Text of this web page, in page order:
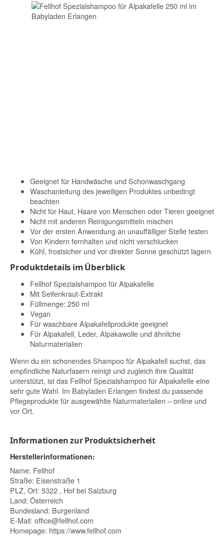
Geeignet für Handwäsche und Schonwaschgang
Waschanleitung des jeweiligen Produktes unbedingt
beachten
Nicht für Haut, Haare von Menschen oder Tieren geeignet
Nicht mit anderen Reinigungsmitteln mischen
Vor der ersten Anwendung an unauffälliger Stelle testen
Von Kindern fernhalten und nicht verschlucken
Kühl, frostsicher und vor direkter Sonne geschützt lagern
Produktdetails im Überblick
Fellhof Spezialshampoo für Alpakafelle
Mit Seifenkraut-Extrakt
Füllmenge: 250 ml
Vegan
Für waschbare Alpakafellprodukte geeignet
Für Alpakafell, Leder, Alpakawolle und ähnliche
Naturmaterialien
Wenn du ein schonendes Shampoo für Alpakafell suchst, das
empfindliche Naturfasern reinigt und zugleich ihre Qualität
unterstützt, ist das Fellhof Spezialshampoo für Alpakafelle eine
sehr gute Wahl. Im Babyladen Erlangen findest du passende
Pflegeprodukte für ausgewählte Naturmaterialien – online und
vor Ort.
Informationen zur Produktsicherheit
Herstellerinformationen:
Name: Fellhof
Straße: Eisenstraße 1
PLZ, Ort: 5322 , Hof bei Salzburg
Land: Österreich
Bundesland: Burgenland
E-Mail: office@fellhof.com
Homepage: https://www.fellhof.com